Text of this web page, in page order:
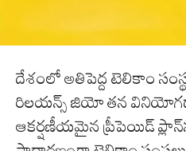
దేశంలో అతిపెద్ద టెలికాం
రిలయన్స్ జియో తన
ఆకర్షణీయమైన ప్రీపెయిడ్